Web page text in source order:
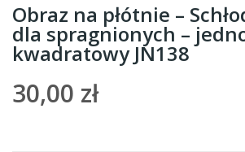
Obraz na płótnie –
dla spragnionych –
kwadratowy JN138
30,00 zł